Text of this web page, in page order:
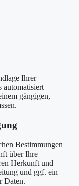
Ihrer
gängigen,
Bestimmungen
über Ihre
Herkunft und
und ggf. ein
Daten.